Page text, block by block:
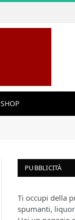
SHOP
PUBBLICITÀ
Ti occupi della
spumanti,